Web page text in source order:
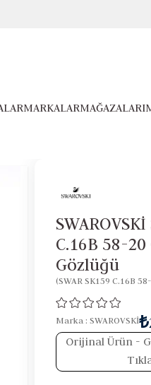
MARKALAR
C.16B 58-20
Gözlüğü
(SWAR SK159 C.16B
Marka : SWAROVSKİ
Orijinal Ürün -